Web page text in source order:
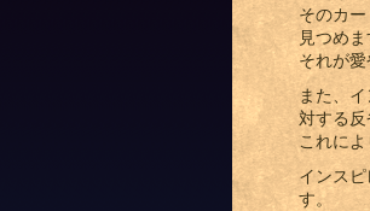
そのカ
見つめま
それが
また、
対する反
これに
インス
す。